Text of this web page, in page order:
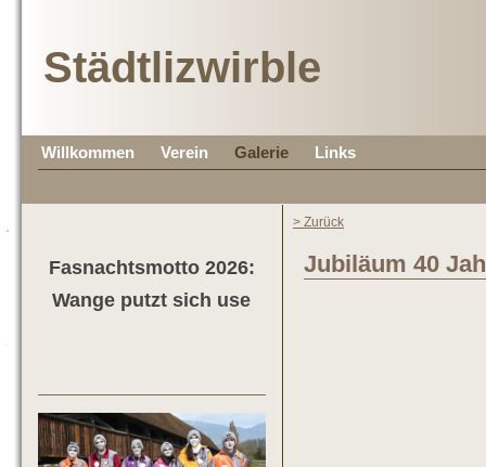
Städtlizwirble
Willkommen Verein Galerie Links
Fasnachtsmotto 2026:
Wange putzt sich use
> Zurück
Jubiläum 40